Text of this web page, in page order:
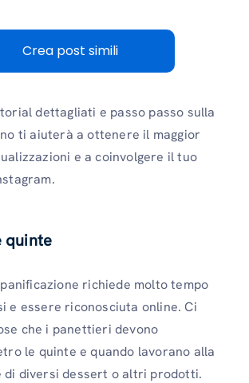
Crea post simili
dettagliati e passo passo sulla
ti aiuterà a ottenere il maggior
e a coinvolgere il tuo
quinte
richiede molto tempo
e essere riconosciuta online. Ci
che i panettieri devono
le quinte e quando lavorano alla
di diversi dessert o altri prodotti.